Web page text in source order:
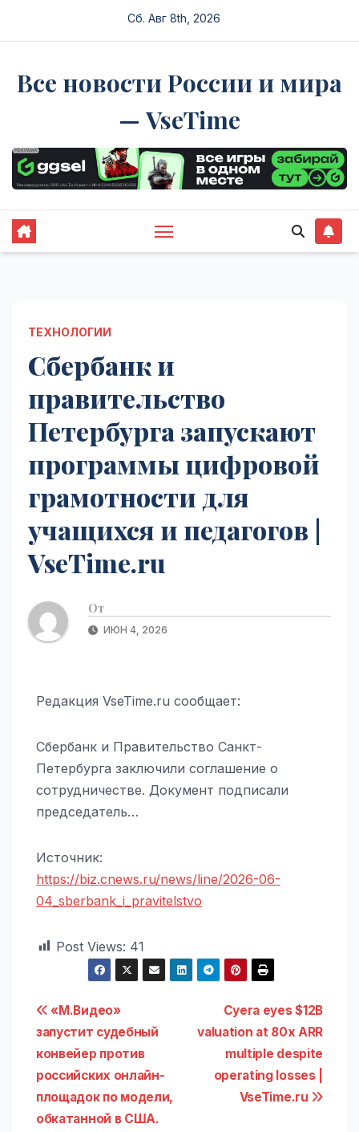
Сб. Авг 8th, 2026
Все новости России и мира
— VseTime
ТЕХНОЛОГИИ
Сбербанк и
правительство
Петербурга запускают
программы цифровой
грамотности для
учащихся и педагогов |
VseTime.ru
От
ИЮН 4, 2026
Редакция VseTime.ru сообщает:
Сбербанк и Правительство Санкт-
Петербурга заключили соглашение о
сотрудничестве. Документ подписали
председатель…
Источник:
https://biz.cnews.ru/news/line/2026-06-
04_sberbank_i_pravitelstvo
Post Views: 41
Навигация
по
записям
Cyera eyes $12B
valuation at 80x ARR
multiple despite
operating losses |
VseTime.ru
«М.Видео»
запустит судебный
конвейер против
российских онлайн-
площадок по модели,
обкатанной в США.